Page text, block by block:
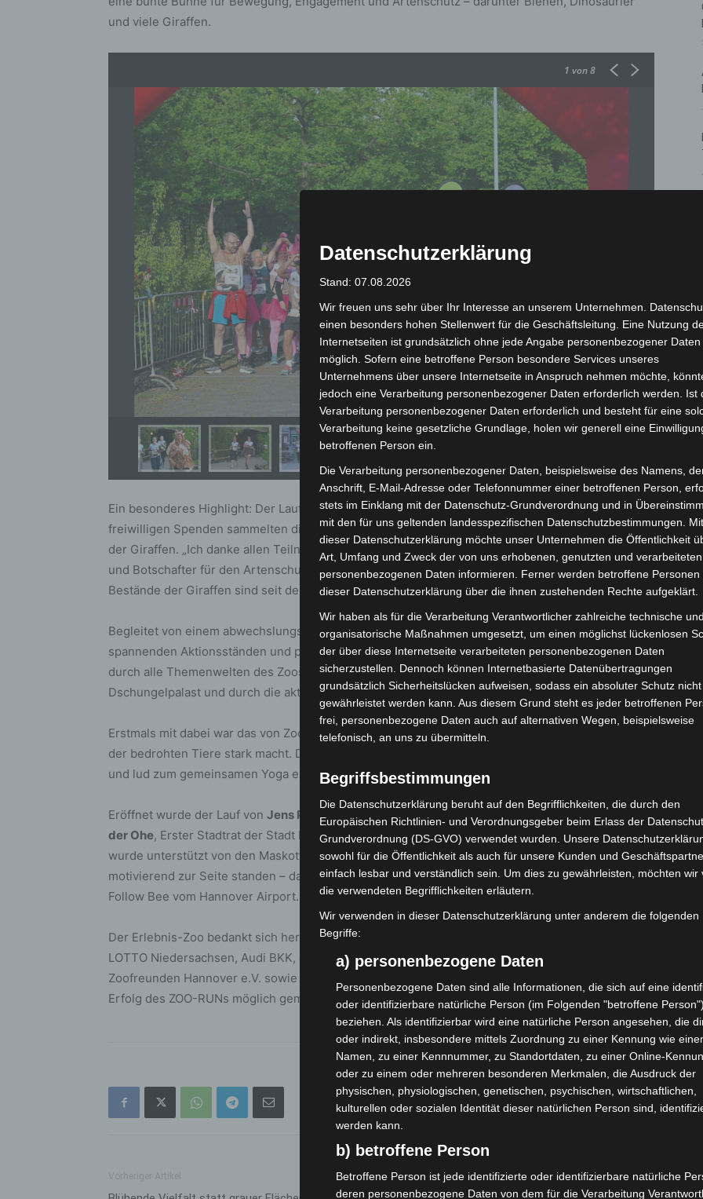
und viele Giraffen.
1 von 8
Zehnter ZOO-RUN durch den Erlebnis-Zoo Hannover. - Foto: Matthias Falk
Ein besonderes Highlight: Der Lauf diente erneut einem guten Zweck. Mit ihrer Teilnahme und
freiwilligen Spenden sammelten die Läuferinnen und Läufer insgesamt9.007 Eurofür den Schutz
der Giraffen. „Ich danke allen Teilnehmenden für ihren Einsatz und ihre Rolle als Botschafterinnen
und Botschafter für den Artenschutz“, sagte Zoo-GeschäftsführerAndreas M. Casdorff. „Denn die
Bestände der Giraffen sind seit den 1985er-Jahren um rund 40 Prozent zurückgegangen!“
Begleitet von einem abwechslungsreichen Rahmenprogramm mit Warm-up-Yoga, einer Tombola,
spannenden Aktionsständen und prominenten Maskottchen, führte die Strecke des ZOO-RUN
durch alle Themenwelten des Zoos: vom Sambesi-Fluss über das australische Outback bis zum
Dschungelpalast und durch die aktuelle Ausstellung „160 Jahre Zoo“.
Erstmals mit dabei war das von Zoo und WWF initiierte „Team Giraffe“
der bedrohten Tiere stark macht. Der WWF informierte am Veranstaltungstag über das Projekt
und lud zum gemeinsamen Yoga ein.
Eröffnet wurde der Lauf von Jens Palandt , Erster Regionsrat der Region Hannover, undAxel von
der Ohe, Erster Stadtrat der Stadt Hannover. Die besondere Atmosphäre entlang der Strecke
wurde unterstützt von den Maskottchen zahlreicher lokaler Institutionen, die den Teilnehmenden
motivierend zur Seite standen – darunter Eddie von Hannover 96, Scorpi von den Scorpions und
Follow Bee vom Hannover Airport.
Der Erlebnis-Zoo bedankt sich herzlich bei allen Partnern und Unterstützern: Gehrke Econ,
LOTTO Niedersachsen, Audi BKK, dem Einbecker Brauhaus, der Johanniter Unfallhilfe, den
Zoofreunden Hannover e.V. sowie der Agentur Eichels GmbH, die mit ihrem Engagement den
Erfolg des ZOO-RUNs möglich gemacht haben.
Nächster Artikel
Datenschutzerklärung
Stand: 07.08.2026
Wir freuen uns sehr über Ihr Interesse an unserem Unternehmen.
einen besonders hohen Stellenwert für die Geschäftsleitung. Eine Nutzung
Internetseiten ist grundsätzlich ohne jede Angabe personenbezogener Daten
möglich. Sofern eine betroffene Person besondere Services unseres
Unternehmens über unsere Internetseite in Anspruch nehmen möchte,
jedoch eine Verarbeitung personenbezogener Daten erforderlich werden. Ist
Verarbeitung personenbezogener Daten erforderlich und besteht für eine
Verarbeitung keine gesetzliche Grundlage, holen wir generell eine
betroffenen Person ein.
Die Verarbeitung personenbezogener Daten, beispielsweise des Namens,
Anschrift, E-Mail-Adresse oder Telefonnummer einer betroffenen Person,
stets im Einklang mit der Datenschutz-Grundverordnung und in
mit den für uns geltenden landesspezifischen Datenschutzbestimmungen.
dieser Datenschutzerklärung möchte unser Unternehmen die Öffentlichkeit
Art, Umfang und Zweck der von uns erhobenen, genutzten und verarbeiteten
personenbezogenen Daten informieren. Ferner werden betroffene Personen
dieser Datenschutzerklärung über die ihnen zustehenden Rechte aufgeklärt.
Wir haben als für die Verarbeitung Verantwortlicher zahlreiche technische und
organisatorische Maßnahmen umgesetzt, um einen möglichst lückenlosen
der über diese Internetseite verarbeiteten personenbezogenen Daten
sicherzustellen. Dennoch können Internetbasierte Datenübertragungen
grundsätzlich Sicherheitslücken aufweisen, sodass ein absoluter Schutz nicht
gewährleistet werden kann. Aus diesem Grund steht es jeder betroffenen
frei, personenbezogene Daten auch auf alternativen Wegen, beispielsweise
telefonisch, an uns zu übermitteln.
Begriffsbestimmungen
Die Datenschutzerklärung beruht auf den Begrifflichkeiten, die durch den
Europäischen Richtlinien- und Verordnungsgeber beim Erlass der
Grundverordnung (DS-GVO) verwendet wurden. Unsere
sowohl für die Öffentlichkeit als auch für unsere Kunden und
einfach lesbar und verständlich sein. Um dies zu gewährleisten, möchten wir
die verwendeten Begrifflichkeiten erläutern.
Wir verwenden in dieser Datenschutzerklärung unter anderem die folgenden
Begriffe:
a) personenbezogene Daten
Personenbezogene Daten sind alle Informationen, die sich auf eine
oder identifizierbare natürliche Person (im Folgenden "betroffene Person")
beziehen. Als identifizierbar wird eine natürliche Person angesehen, die
oder indirekt, insbesondere mittels Zuordnung zu einer Kennung wie
Namen, zu einer Kennnummer, zu Standortdaten, zu einer Online-
oder zu einem oder mehreren besonderen Merkmalen, die Ausdruck der
physischen, physiologischen, genetischen, psychischen, wirtschaftlichen,
kulturellen oder sozialen Identität dieser natürlichen Person sind,
werden kann.
b) betroffene Person
Betroffene Person ist jede identifizierte oder identifizierbare natürliche
deren personenbezogene Daten von dem für die Verarbeitung